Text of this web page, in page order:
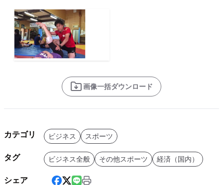
画像一括ダウンロード
カテゴリ ビジネス スポーツ
タグ ビジネス全般 その他スポーツ 経済（国内）
シェア